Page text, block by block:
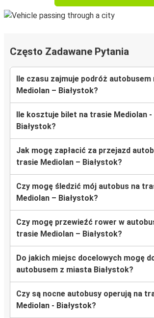
Często Zadawane Pytania
Ile czasu zajmuje podróż
Mediolan – Białystok?
Ile kosztuje bilet na trasie Mediolan -
Białystok?
Jak mogę zapłacić za przejazd
trasie Mediolan – Białystok?
Czy mogę śledzić mój autobus na
Mediolan – Białystok?
Czy mogę przewieźć rower w
trasie Mediolan – Białystok?
Do jakich miejsc docelowych mogę
autobusem z miasta Białystok?
Czy są nocne autobusy operują na
Mediolan - Białystok?